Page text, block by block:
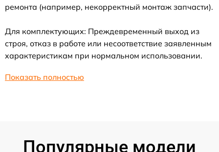
ремонта (например, некорректный монтаж запчасти).
Для комплектующих: Преждевременный выход из
строя, отказ в работе или несоответствие заявленным
характеристикам при нормальном использовании.
Показать полностью
Популярные модели